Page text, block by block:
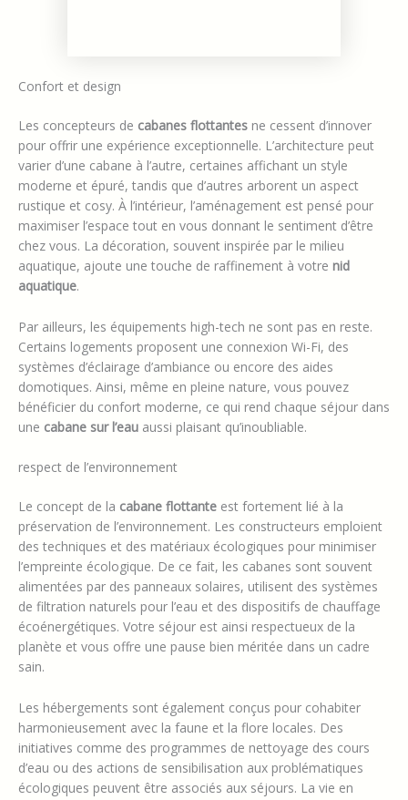
Confort et design
Les concepteurs de cabanes flottantes
ne cessent d’innover
pour offrir une expérience exceptionnelle. L’architecture peut
varier d’une cabane à l’autre, certaines affichant un style
moderne et épuré, tandis que d’autres arborent un aspect
rustique et cosy. À l’intérieur, l’aménagement est pensé pour
maximiser l’espace tout en vous donnant le sentiment d’être
chez vous. La décoration, souvent inspirée par le milieu
aquatique, ajoute une touche de raffinement à votre nid
aquatique
Par ailleurs, les équipements high-tech ne sont pas en reste.
Certains logements proposent une connexion Wi-Fi, des
systèmes d’éclairage d’ambiance ou encore des aides
domotiques. Ainsi, même en pleine nature, vous pouvez
bénéficier du confort moderne, ce qui rend chaque séjour dans
une
cabane sur l’eau aussi plaisant qu’inoubliable.
respect de l’environnement
Le concept de la cabane flottante est fortement lié à la
préservation de l’environnement. Les constructeurs emploient
des techniques et des matériaux écologiques pour minimiser
l’empreinte écologique. De ce fait, les cabanes sont souvent
alimentées par des panneaux solaires, utilisent des systèmes
écoénergétiques. Votre séjour est ainsi respectueux de la
planète et vous offre une pause bien méritée dans un cadre
sain.
Les hébergements sont également conçus pour cohabiter